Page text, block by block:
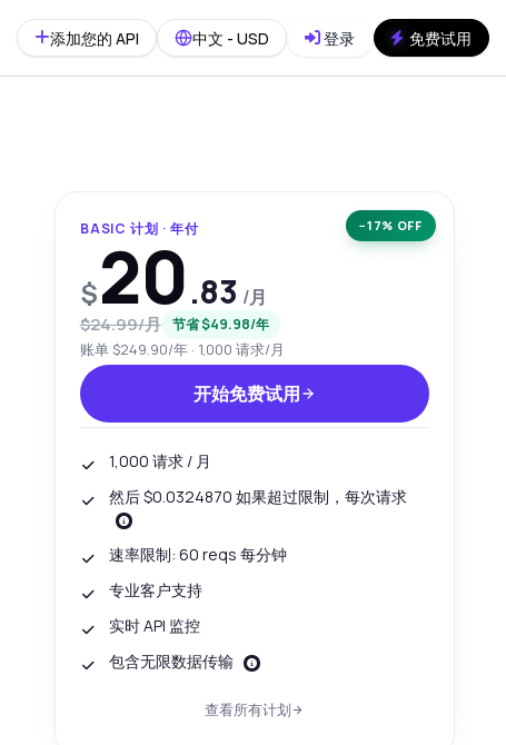
添加您的 API 中文 - USD 登录 免费试用
−17% OFF
BASIC 计划 · 年付
$20.83 /月
$24.99/月 节省 $49.98/年
账单 $249.90/年 · 1,000 请求/月
开始免费试用
1,000 请求 / 月
然后 $0.0324870 如果超过限制，每次请求
速率限制: 60 reqs 每分钟
专业客户支持
实时 API 监控
包含无限数据传输
查看所有计划